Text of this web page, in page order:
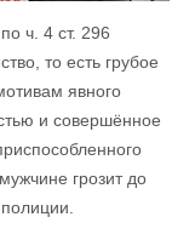
ч. 4 ст. 296
то есть грубое
явного
и совершённое
грозит до